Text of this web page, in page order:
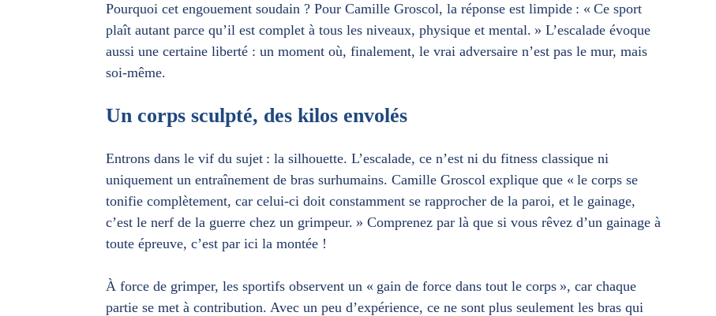
Pourquoi cet engouement soudain ? Pour Camille Groscol, la réponse est limpide : « Ce sport
plaît autant parce qu’il est complet à tous les niveaux, physique et mental. » L’escalade évoque
aussi une certaine liberté : un moment où, finalement, le vrai adversaire n’est pas le mur, mais
soi-même.
Un corps sculpté, des kilos envolés
Entrons dans le vif du sujet : la silhouette. L’escalade, ce n’est ni du fitness classique ni
uniquement un entraînement de bras surhumains. Camille Groscol explique que « le corps se
tonifie complètement, car celui-ci doit constamment se rapprocher de la paroi, et le gainage,
c’est le nerf de la guerre chez un grimpeur. » Comprenez par là que si vous rêvez d’un gainage à
toute épreuve, c’est par ici la montée !
À force de grimper, les sportifs observent un « gain de force dans tout le corps », car chaque
partie se met à contribution. Avec un peu d’expérience, ce ne sont plus seulement les bras qui